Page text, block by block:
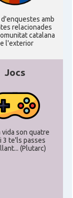
d'enquestes amb
relacionades
catalana
l'exterior
Jocs
vida son quatre
3 te'ls passes
(Plutarc)